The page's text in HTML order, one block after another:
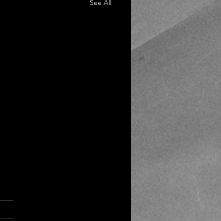
See All
夜的路程比我想象的要好熬